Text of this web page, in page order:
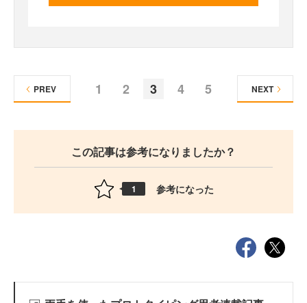
1 2 3 4 5
PREV NEXT
この記事は参考になりましたか？
1 参考になった